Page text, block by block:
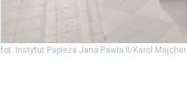
fot. Instytut Papieża Jana Pawła II/Karol Majcher